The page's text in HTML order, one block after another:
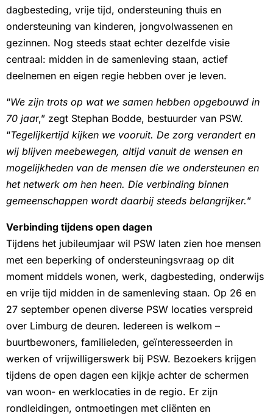
dagbesteding, vrije tijd, ondersteuning thuis en
ondersteuning van kinderen, jongvolwassenen en
gezinnen. Nog steeds staat echter dezelfde visie
centraal: midden in de samenleving staan, actief
deelnemen en eigen regie hebben over je leven.
“We zijn trots op wat we samen hebben opgebouwd in
70 jaar,” zegt Stephan Bodde, bestuurder van PSW.
“Tegelijkertijd kijken we vooruit. De zorg verandert en
wij blijven meebewegen, altijd vanuit de wensen en
mogelijkheden van de mensen die we ondersteunen en
het netwerk om hen heen. Die verbinding binnen
gemeenschappen wordt daarbij steeds belangrijker.”
Verbinding tijdens open dagen
Tijdens het jubileumjaar wil PSW laten zien hoe mensen
met een beperking of ondersteuningsvraag op dit
moment middels wonen, werk, dagbesteding, onderwijs
en vrije tijd midden in de samenleving staan. Op 26 en
27 september openen diverse PSW locaties verspreid
over Limburg de deuren. Iedereen is welkom –
buurtbewoners, familieleden, geïnteresseerden in
werken of vrijwilligerswerk bij PSW. Bezoekers krijgen
tijdens de open dagen een kijkje achter de schermen
van woon- en werklocaties in de regio. Er zijn
rondleidingen, ontmoetingen met cliënten en